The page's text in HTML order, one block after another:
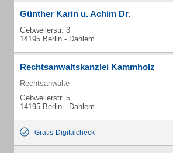
Günther Karin u. Achim Dr.
Gebweilerstr. 3
14195 Berlin - Dahlem
Rechtsanwaltskanzlei Kammholz
Rechtsanwälte
Gebweilerstr. 5
14195 Berlin - Dahlem
Gratis-Digitalcheck